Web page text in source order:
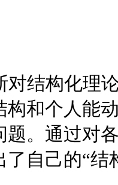
结构化理
构和个人能
题。通过对
自己的“